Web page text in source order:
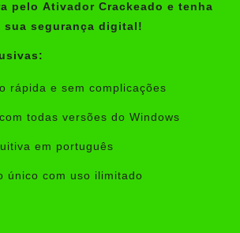
pelo Ativador Crackeado e tenha
sua segurança digital!
rápida e sem complicações
todas versões do Windows
em português
único com uso ilimitado